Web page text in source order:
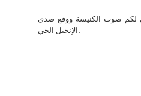
لكم صوت الكنيسة ووقع صدى
الإنجيل الحي.